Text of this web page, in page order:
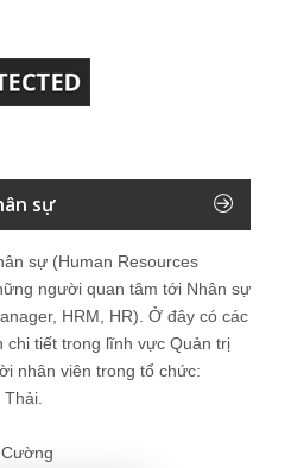
sự
sự (Human Resources
người quan tâm tới Nhân sự
HRM, HR). Ở đây có các
chi tiết trong lĩnh vực Quản trị
nhân viên trong tổ chức: